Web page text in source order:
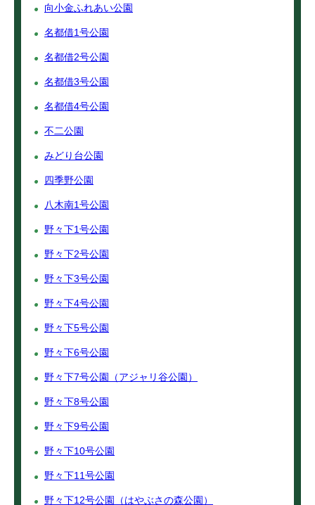
向小金ふれあい公園
名都借1号公園
名都借2号公園
名都借3号公園
名都借4号公園
不二公園
みどり台公園
四季野公園
八木南1号公園
野々下1号公園
野々下2号公園
野々下3号公園
野々下4号公園
野々下5号公園
野々下6号公園
野々下7号公園（アジャリ谷公園）
野々下8号公園
野々下9号公園
野々下10号公園
野々下11号公園
野々下12号公園（はやぶさの森公園）